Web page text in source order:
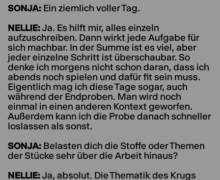
SONJA: Ein ziemlich voller Tag.
NELLIE:Ja. Es hilft mir, alles einzeln
aufzuschreiben. Dann wirkt jede Aufgabe für
sich machbar. In der Summe ist es viel, aber
jeder einzelne Schritt ist überschaubar. So
denke ich morgens nicht schon daran, dass ich
abends noch spielen und dafür fit sein muss.
Eigentlich mag ich diese Tage sogar, auch
während der Endproben. Man wird noch
einmal in einen anderen Kontext geworfen.
Außerdem kann ich die Probe danach schneller
loslassen als sonst.
SONJA: Belasten dich die Stoffe oder Themen
der Stücke sehr über die Arbeit hinaus?
NELLIE:Ja, absolut. Die Thematik des Krugs